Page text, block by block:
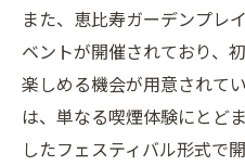
また、恵比寿ガーデンプレ
ベントが開催されており、
楽しめる機会が用意されて
は、単なる喫煙体験にとど
したフェスティバル形式で